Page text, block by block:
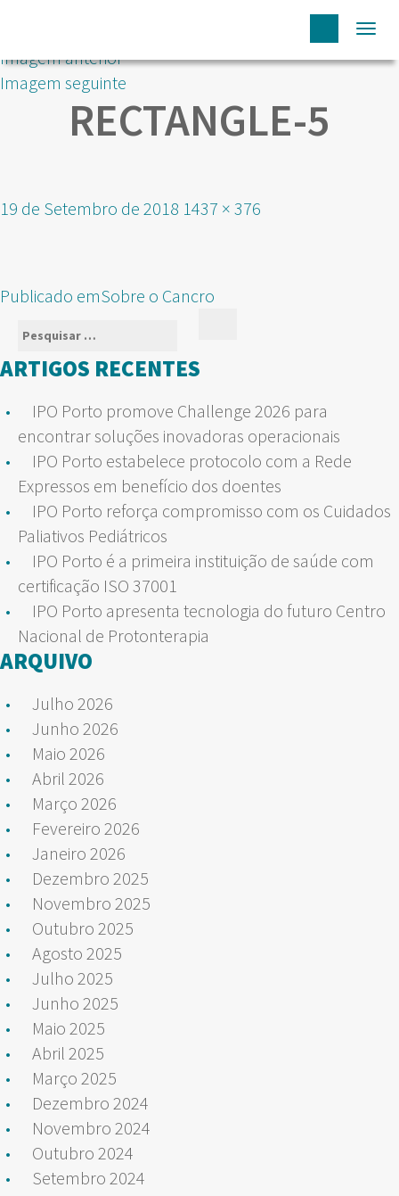
Imagem anterior
Imagem seguinte
RECTANGLE-5
Publicado
19 de Setembro de 2018 Tamanho
1437 × 376
NAVEGAÇÃO
ARTIGOS
Publicado emSobre o Cancro
Pesquisar
por:
ARTIGOS RECENTES
IPO Porto promove Challenge 2026 para
encontrar soluções inovadoras operacionais
IPO Porto estabelece protocolo com a Rede
Expressos em benefício dos doentes
IPO Porto reforça compromisso com os Cuidados
Paliativos Pediátricos
IPO Porto é a primeira instituição de saúde com
certificação ISO 37001
IPO Porto apresenta tecnologia do futuro Centro
Nacional de Protonterapia
ARQUIVO
Julho 2026
Junho 2026
Maio 2026
Abril 2026
Março 2026
Fevereiro 2026
Janeiro 2026
Dezembro 2025
Novembro 2025
Outubro 2025
Agosto 2025
Julho 2025
Junho 2025
Maio 2025
Abril 2025
Março 2025
Dezembro 2024
Novembro 2024
Outubro 2024
Setembro 2024